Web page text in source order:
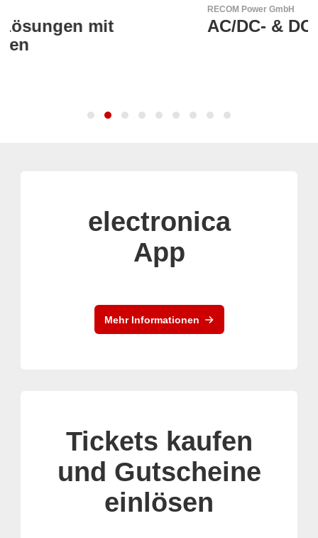
AC/DC- & DC/DC-Wandler
electronica
App
Mehr Informationen
Tickets kaufen
und Gutscheine
einlösen